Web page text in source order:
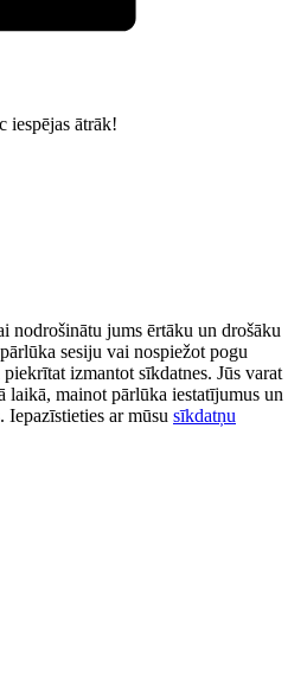
iespējas ātrāk!
nodrošinātu jums ērtāku un drošāku
sesiju vai nospiežot pogu
izmantot sīkdatnes. Jūs varat
laikā, mainot pārlūka iestatījumus un
Iepazīstieties ar mūsu sīkdatņu